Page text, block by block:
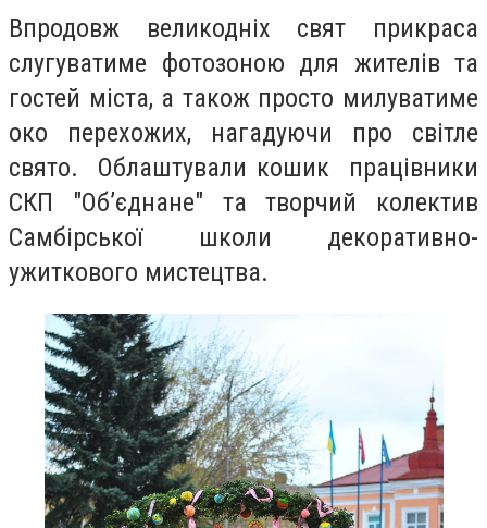
Впродовж великодніх свят прикраса
слугуватиме фотозоною для жителів та
гостей міста, а також просто милуватиме
око перехожих, нагадуючи про світле
свято. Облаштували кошик працівники
СКП "Об’єднане" та творчий колектив
Самбірської школи декоративно-
ужиткового мистецтва.